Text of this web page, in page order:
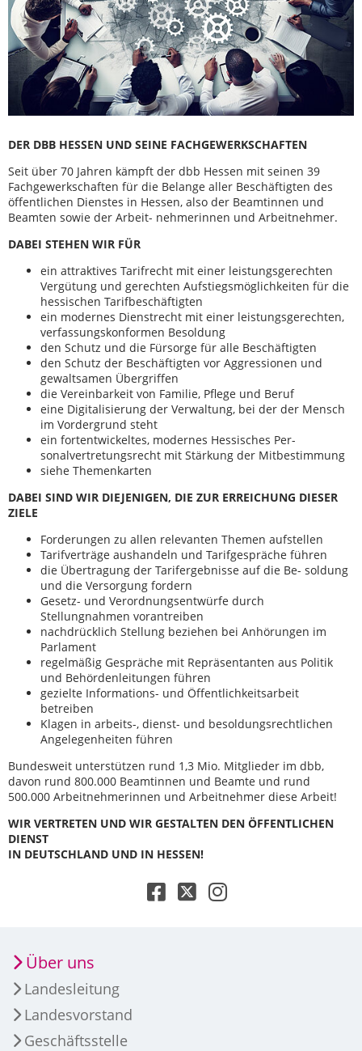
DER DBB HESSEN UND SEINE FACHGEWERKSCHAFTEN
Seit über 70 Jahren kämpft der dbb Hessen mit seinen 39
Fachgewerkschaften für die Belange aller Beschäftigten des
öffentlichen Dienstes in Hessen, also der Beamtinnen und
Beamten sowie der Arbeit- nehmerinnen und Arbeitnehmer.
DABEI STEHEN WIR FÜR
ein attraktives Tarifrecht mit einer leistungsgerechten
Vergütung und gerechten Aufstiegsmöglichkeiten für die
hessischen Tarifbeschäftigten
ein modernes Dienstrecht mit einer leistungsgerechten,
verfassungskonformen Besoldung
den Schutz und die Fürsorge für alle Beschäftigten
den Schutz der Beschäftigten vor Aggressionen und
gewaltsamen Übergriffen
die Vereinbarkeit von Familie, Pflege und Beruf
eine Digitalisierung der Verwaltung, bei der der Mensch
im Vordergrund steht
ein fortentwickeltes, modernes Hessisches Per-
sonalvertretungsrecht mit Stärkung der Mitbestimmung
siehe Themenkarten
DABEI SIND WIR DIEJENIGEN, DIE ZUR ERREICHUNG DIESER
ZIELE
Forderungen zu allen relevanten Themen aufstellen
Tarifverträge aushandeln und Tarifgespräche führen
die Übertragung der Tarifergebnisse auf die Be- soldung
und die Versorgung fordern
Gesetz- und Verordnungsentwürfe durch
Stellungnahmen vorantreiben
nachdrücklich Stellung beziehen bei Anhörungen im
Parlament
regelmäßig Gespräche mit Repräsentanten aus Politik
und Behördenleitungen führen
gezielte Informations- und Öffentlichkeitsarbeit
betreiben
Klagen in arbeits-, dienst- und besoldungsrechtlichen
Angelegenheiten führen
Bundesweit unterstützen rund 1,3 Mio. Mitglieder im dbb,
davon rund 800.000 Beamtinnen und Beamte und rund
500.000 Arbeitnehmerinnen und Arbeitnehmer diese Arbeit!
WIR VERTRETEN UND WIR GESTALTEN DEN ÖFFENTLICHEN
DIENST
IN DEUTSCHLAND UND IN HESSEN!
Über uns
Landesleitung
Landesvorstand
Geschäftsstelle